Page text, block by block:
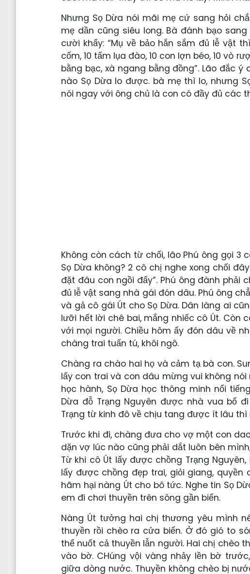
Nhưng Sọ Dừa nói mãi mẹ cứ sang hỏi
mẹ dần cũng siêu long. Bà đánh bạo
cười khẩy: “Mụ về bảo hắn sắm đủ lễ vật
cốm, 10 tấm lụa đào, 10 con lợn béo, 10 vò
bằng bạc, xà ngang bằng đồng”. Lão đắc
nào Sọ Dừa lo được. bà mẹ thì lo, nhưng
nói ngay với ông chủ là con có đầy đủ các
Không còn cách từ chối, lão Phú ông gọi 3
Sọ Dừa không? 2 cô chị nghe xong chối
đặt đâu con ngồi đấy”. Phú ông đành phải
đủ lễ vật sang nhà gái đón dâu. Phú ông
và gả cô gái Út cho Sọ Dừa. Dân làng ai
lưỡi hết lời chê bai, mắng nhiếc cô Út. Còn
với mọi người. Chiều hôm ấy đón dâu về
chàng trai tuấn tú, khôi ngô.
Chàng ra chào hai họ và cảm tạ bà con.
lấy con trai và con dâu mừng vui không
học hành, Sọ Dừa học thông minh nổi
Dừa đỗ Trạng Nguyên được nhà vua bổ
Trạng từ kinh đô về chịu tang được ít lâu
Trước khi đi, chàng đưa cho vợ một con
dặn vợ lúc nào cũng phải dắt luôn bên
Từ khi cô Út lấy được chồng Trạng
lấy được chồng đẹp trai, giỏi giang,
hãm hại nàng Út cho bõ tức. Nghe tin Sọ
em đi chơi thuyền trên sông gần biển.
Nàng Út tưởng hai chị thương yêu mình
thuyền rồi chèo ra cửa biển. Ở đó gió to
thể nuốt cả thuyền lẫn người. Hai chị chèo
vào bờ. CHúng vội vàng nhảy lền bờ
giữa dòng nước. Thuyền không chèo bị